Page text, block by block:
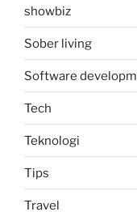
showbiz
Sober living
Software
Tech
Teknologi
Tips
Travel